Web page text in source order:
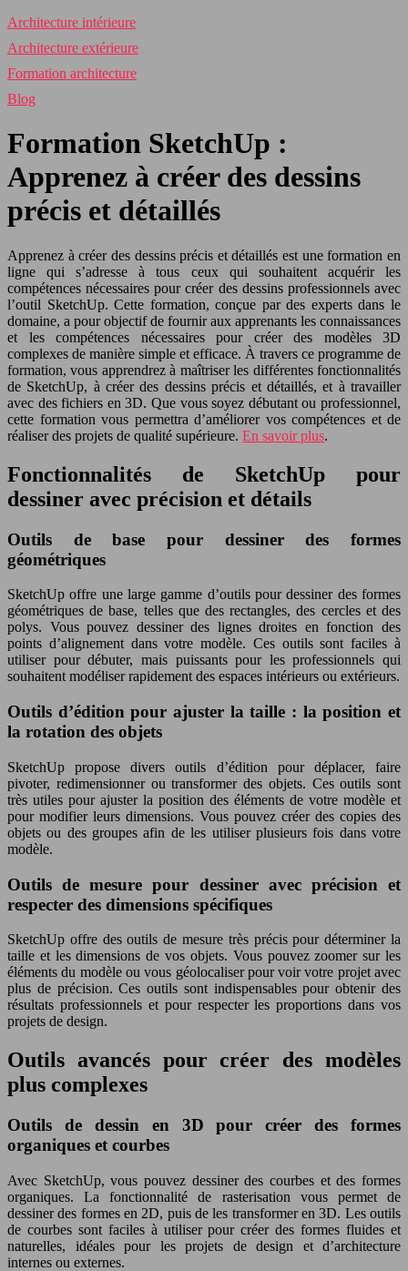
Architecture intérieure
Architecture extérieure
Formation architecture
Blog
Formation SketchUp :
Apprenez à créer des dessins
précis et détaillés
Apprenez à créer des dessins précis et détaillés est une formation en
ligne qui s’adresse à tous ceux qui souhaitent acquérir les
compétences nécessaires pour créer des dessins professionnels avec
l’outil SketchUp. Cette formation, conçue par des experts dans le
domaine, a pour objectif de fournir aux apprenants les connaissances
et les compétences nécessaires pour créer des modèles 3D
complexes de manière simple et efficace. À travers ce programme de
formation, vous apprendrez à maîtriser les différentes fonctionnalités
de SketchUp, à créer des dessins précis et détaillés, et à travailler
avec des fichiers en 3D. Que vous soyez débutant ou professionnel,
cette formation vous permettra d’améliorer vos compétences et de
réaliser des projets de qualité supérieure. En savoir plus.
Fonctionnalités de SketchUp pour
dessiner avec précision et détails
Outils de base pour dessiner des formes
géométriques
SketchUp offre une large gamme d’outils pour dessiner des formes
géométriques de base, telles que des rectangles, des cercles et des
polys. Vous pouvez dessiner des lignes droites en fonction des
points d’alignement dans votre modèle. Ces outils sont faciles à
utiliser pour débuter, mais puissants pour les professionnels qui
souhaitent modéliser rapidement des espaces intérieurs ou extérieurs.
Outils d’édition pour ajuster la taille : la position et
la rotation des objets
SketchUp propose divers outils d’édition pour déplacer, faire
pivoter, redimensionner ou transformer des objets. Ces outils sont
très utiles pour ajuster la position des éléments de votre modèle et
pour modifier leurs dimensions. Vous pouvez créer des copies des
objets ou des groupes afin de les utiliser plusieurs fois dans votre
modèle.
Outils de mesure pour dessiner avec précision et
respecter des dimensions spécifiques
SketchUp offre des outils de mesure très précis pour déterminer la
taille et les dimensions de vos objets. Vous pouvez zoomer sur les
éléments du modèle ou vous géolocaliser pour voir votre projet avec
plus de précision. Ces outils sont indispensables pour obtenir des
résultats professionnels et pour respecter les proportions dans vos
projets de design.
Outils avancés pour créer des modèles
plus complexes
Outils de dessin en 3D pour créer des formes
organiques et courbes
Avec SketchUp, vous pouvez dessiner des courbes et des formes
organiques. La fonctionnalité de rasterisation vous permet de
dessiner des formes en 2D, puis de les transformer en 3D. Les outils
de courbes sont faciles à utiliser pour créer des formes fluides et
naturelles, idéales pour les projets de design et d’architecture
internes ou externes.